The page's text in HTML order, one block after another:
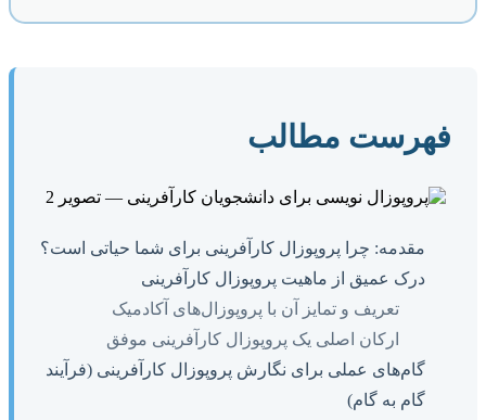
فهرست مطالب
مقدمه: چرا پروپوزال کارآفرینی برای شما حیاتی است؟
درک عمیق از ماهیت پروپوزال کارآفرینی
تعریف و تمایز آن با پروپوزال‌های آکادمیک
ارکان اصلی یک پروپوزال کارآفرینی موفق
گام‌های عملی برای نگارش پروپوزال کارآفرینی (فرآیند
گام به گام)